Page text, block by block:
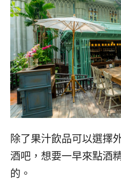
除了果汁飲品可以選擇
酒吧，想要一早來點酒
的。